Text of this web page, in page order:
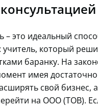
– это идеальный
который
баранку. На
имея
свой бизнес,
на ООО (ТОВ).